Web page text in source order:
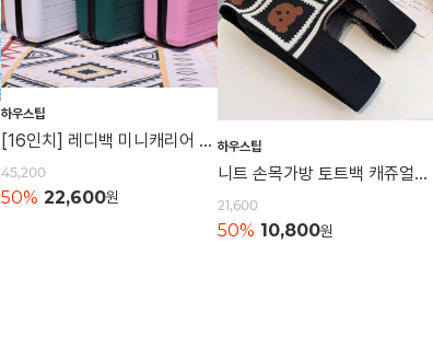
하우스팁
[16인치] 레디백 미니캐리어 여행가방 캐리어 레디백 기내용가방
45,200
50% 22,600원
하우스팁
니트 손목가방 토트백 캐쥬얼가방 니트백 묶는가방 데일리백 손가방 캔버스백 에코백
21,600
50% 10,800원